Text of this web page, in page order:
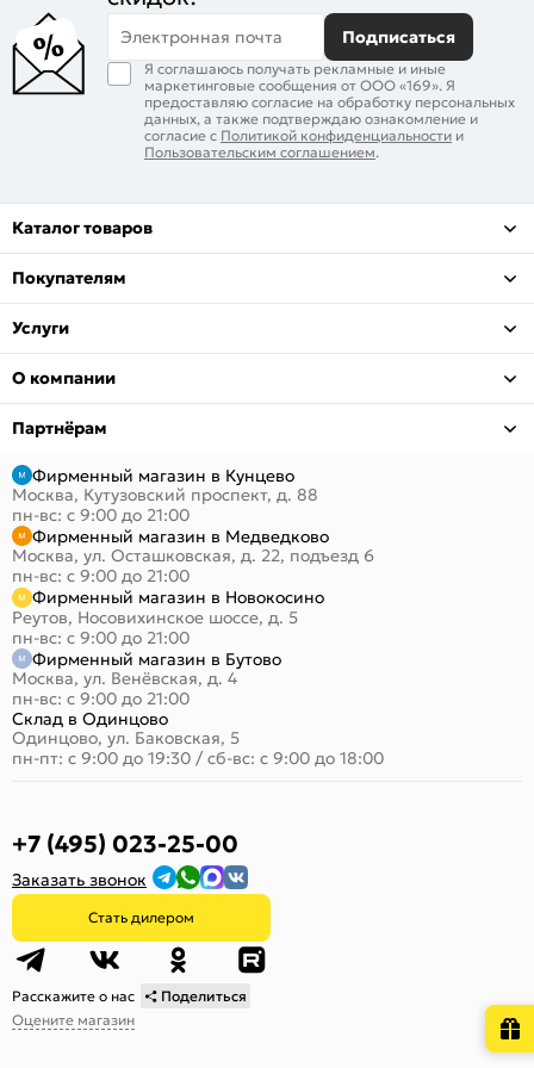
Электронная почта Подписаться
Я соглашаюсь получать рекламные и иные
маркетинговые сообщения от ООО «169». Я
предоставляю согласие на обработку персональных
данных, а также подтверждаю ознакомление и
согласие с Политикой конфиденциальности и
Пользовательским соглашением.
Каталог товаров
Покупателям
Услуги
О компании
Партнёрам
Фирменный магазин в Кунцево
Москва, Кутузовский проспект, д. 88
пн-вс: с 9:00 до 21:00
Фирменный магазин в Медведково
Москва, ул. Осташковская, д. 22, подъезд 6
пн-вс: с 9:00 до 21:00
Фирменный магазин в Новокосино
Реутов, Носовихинское шоссе, д. 5
пн-вс: с 9:00 до 21:00
Фирменный магазин в Бутово
Москва, ул. Венёвская, д. 4
пн-вс: с 9:00 до 21:00
Склад в Одинцово
Одинцово, ул. Баковская, 5
пн-пт: с 9:00 до 19:30 / сб-вс: с 9:00 до 18:00
+7 (495) 023-25-00
Заказать звонок
Стать дилером
Расскажите о нас
Поделиться
Оцените магазин